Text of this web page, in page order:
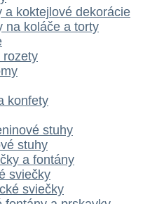
a koktejlové dekorácie
na koláče a torty
rozety
konfety
stuhy
stuhy
a fontány
sviečky
sviečky